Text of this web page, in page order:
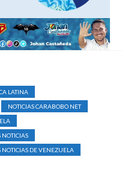
LATINA
NOTICIAS CARABOBO NET
NOTICIAS
NOTICIAS DE VENEZUELA